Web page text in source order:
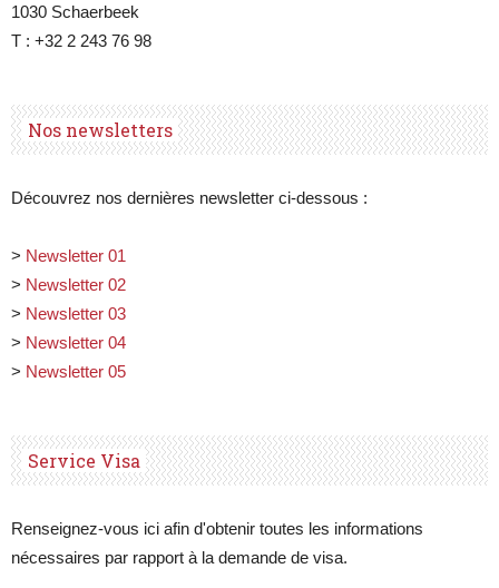
1030 Schaerbeek
T : +32 2 243 76 98
Nos newsletters
Découvrez nos dernières newsletter ci-dessous :
> Newsletter 01
> Newsletter 02
> Newsletter 03
> Newsletter 04
> Newsletter 05
Service Visa
Renseignez-vous ici afin d'obtenir toutes les informations
nécessaires par rapport à la demande de visa.